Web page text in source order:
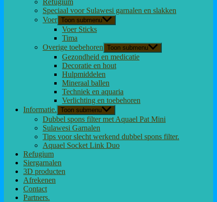
Refugium
Speciaal voor Sulawesi garnalen en slakken
Voer Toon submenu
Voer Sticks
Tima
Overige toebehoren Toon submenu
Gezondheid en medicatie
Decoratie en hout
Hulpmiddelen
Mineraal ballen
Techniek en aquaria
Verlichting en toebehoren
Informatie. Toon submenu
Dubbel spons filter met Aquael Pat Mini
Sulawesi Garnalen
Tips voor slecht werkend dubbel spons filter.
Aquael Socket Link Duo
Refugium
Siergarnalen
3D producten
Afrekenen
Contact
Partners.